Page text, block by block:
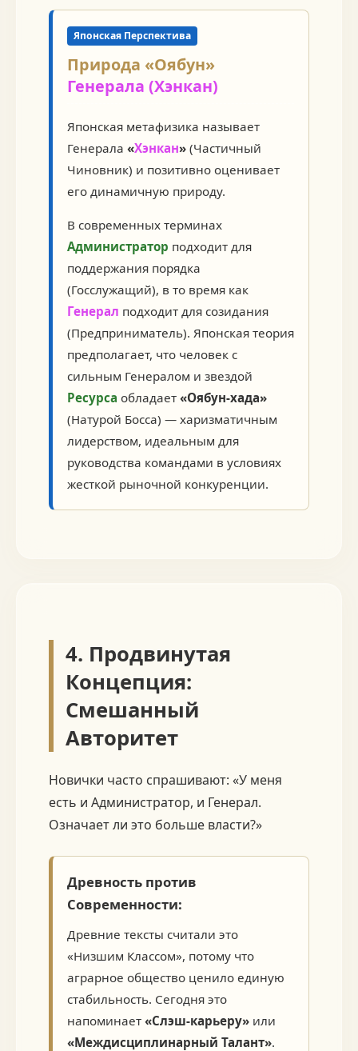
Японская Перспектива
Природа «Оябун»
Генерала (Хэнкан)
Японская метафизика называет
Генерала «Хэнкан» (Частичный
Чиновник) и позитивно оценивает
его динамичную природу.
В современных терминах
Администратор подходит для
поддержания порядка
(Госслужащий), в то время как
Генерал подходит для созидания
(Предприниматель). Японская теория
предполагает, что человек с
сильным Генералом и звездой
Ресурса обладает «Оябун-хада»
(Натурой Босса) — харизматичным
лидерством, идеальным для
руководства командами в условиях
жесткой рыночной конкуренции.
4. Продвинутая
Концепция:
Смешанный
Авторитет
Новички часто спрашивают: «У меня
есть и Администратор, и Генерал.
Означает ли это больше власти?»
Древность против
Современности:
Древние тексты считали это
«Низшим Классом», потому что
аграрное общество ценило единую
стабильность. Сегодня это
напоминает «Слэш-карьеру» или
«Междисциплинарный Талант».